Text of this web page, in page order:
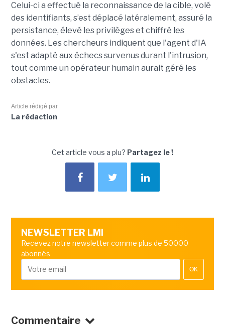
Celui-ci a effectué la reconnaissance de la cible, volé
des identifiants, s’est déplacé latéralement, assuré la
persistance, élevé les privilèges et chiffré les
données. Les chercheurs indiquent que l'agent d'IA
s'est adapté aux échecs survenus durant l'intrusion,
tout comme un opérateur humain aurait géré les
obstacles.
Article rédigé par
La rédaction
Cet article vous a plu? Partagez le !
NEWSLETTER LMI
Recevez notre newsletter comme plus de 50000
abonnés
OK
Commentaire